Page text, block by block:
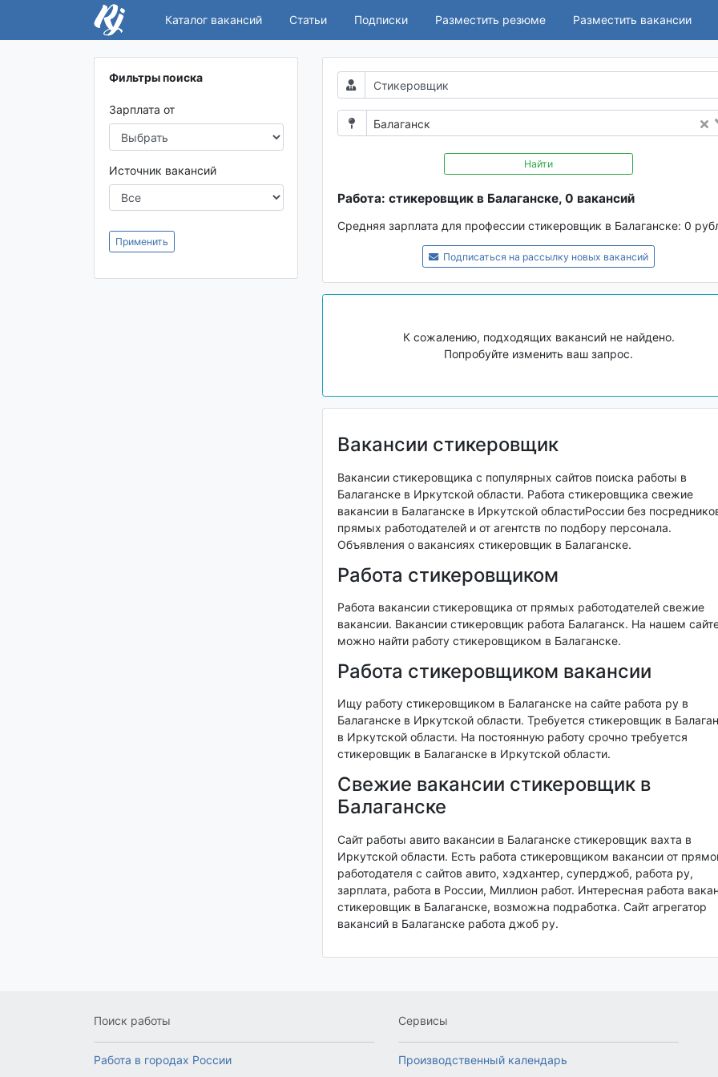
Каталог вакансий Статьи Подписки Разместить резюме Разместить вакансии
Фильтры поиска
Зарплата от
Источник вакансий
Применить
Балаганск
Найти
Работа: стикеровщик в Балаганске, 0 вакансий
Средняя зарплата для профессии стикеровщик в Балаганске: 0
Подписаться на рассылку новых вакансий
К сожалению, подходящих вакансий не найдено.
Попробуйте изменить ваш запрос.
Вакансии стикеровщик
Вакансии стикеровщика с популярных сайтов поиска работы в
Балаганске в Иркутской области. Работа стикеровщика свежие
вакансии в Балаганске в Иркутской областиРоссии без
прямых работодателей и от агентств по подбору персонала.
Объявления о вакансиях стикеровщик в Балаганске.
Работа стикеровщиком
Работа вакансии стикеровщика от прямых работодателей свежие
вакансии. Вакансии стикеровщик работа Балаганск. На нашем
можно найти работу стикеровщиком в Балаганске.
Работа стикеровщиком вакансии
Ищу работу стикеровщиком в Балаганске на сайте работа ру в
Балаганске в Иркутской области. Требуется стикеровщик в
в Иркутской области. На постоянную работу срочно требуется
стикеровщик в Балаганске в Иркутской области.
Свежие вакансии стикеровщик в
Балаганске
Сайт работы авито вакансии в Балаганске стикеровщик вахта в
Иркутской области. Есть работа стикеровщиком вакансии от
работодателя с сайтов авито, хэдхантер, суперджоб, работа ру,
зарплата, работа в России, Миллион работ. Интересная работа
стикеровщик в Балаганске, возможна подработка. Сайт агрегатор
вакансий в Балаганске работа джоб ру.
Поиск работы
Работа в городах России
Сервисы
Производственный календарь